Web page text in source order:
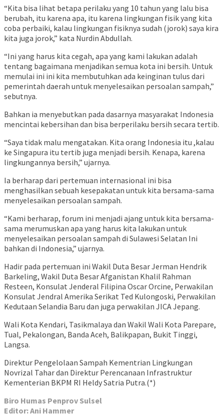
“Kita bisa lihat betapa perilaku yang 10 tahun yang lalu bisa
berubah, itu karena apa, itu karena lingkungan fisik yang kita
coba perbaiki, kalau lingkungan fisiknya sudah (jorok) saya kira
kita juga jorok,” kata Nurdin Abdullah.
“Ini yang harus kita cegah, apa yang kami lakukan adalah
tentang bagaimana menjadikan semua kota ini bersih. Untuk
memulai ini ini kita membutuhkan ada keinginan tulus dari
pemerintah daerah untuk menyelesaikan persoalan sampah,”
sebutnya.
Bahkan ia menyebutkan pada dasarnya masyarakat Indonesia
mencintai kebersihan dan bisa berperilaku bersih secara tertib.
“Saya tidak malu mengatakan. Kita orang Indonesia itu ,kalau
ke Singapura itu tertib juga menjadi bersih. Kenapa, karena
lingkungannya bersih,” ujarnya.
Ia berharap dari pertemuan internasional ini bisa
menghasilkan sebuah kesepakatan untuk kita bersama-sama
menyelesaikan persoalan sampah.
“Kami berharap, forum ini menjadi ajang untuk kita bersama-
sama merumuskan apa yang harus kita lakukan untuk
menyelesaikan persoalan sampah di Sulawesi Selatan Ini
bahkan di Indonesia,” ujarnya.
Hadir pada pertemuan ini Wakil Duta Besar Jerman Hendrik
Barkeling, Wakil Duta Besar Afganistan Khalil Rahman
Resteen, Konsulat Jenderal Filipina Oscar Orcine, Perwakilan
Konsulat Jendral Amerika Serikat Ted Kulongoski, Perwakilan
Kedutaan Selandia Baru dan juga perwakilan JICA Jepang.
Wali Kota Kendari, Tasikmalaya dan Wakil Wali Kota Parepare,
Tual, Pekalongan, Banda Aceh, Balikpapan, Bukit Tinggi,
Langsa.
Direktur Pengelolaan Sampah Kementrian Lingkungan
Novrizal Tahar dan Direktur Perencanaan Infrastruktur
Kementerian BKPM RI Heldy Satria Putra.(*)
Biro Humas Penprov Sulsel
Editor: Ani Hammer